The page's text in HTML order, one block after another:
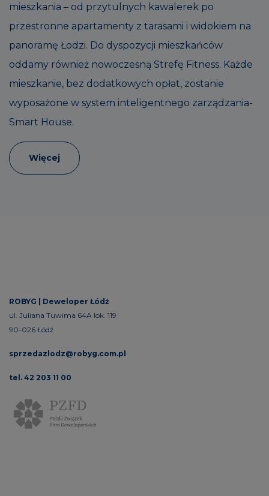
mieszkania – od przytulnych kawalerek po
przestronne apartamenty z tarasami i widokiem na
panoramę Łodzi. Do dyspozycji mieszkańców
oddamy również nowoczesną Strefę Fitness. Każde
mieszkanie, bez dodatkowych opłat, zostanie
wyposażone w system inteligentnego zarządzania-
Smart House.
Więcej
ROBYG | Deweloper Łódź
ul. Juliana Tuwima 64A lok. 119
90-026 Łódź
sprzedazlodz@robyg.com.pl
tel. 42 203 11 00